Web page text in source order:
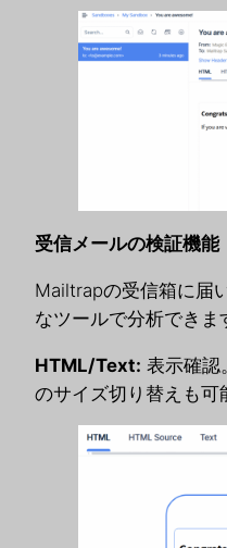
受信メールの検証機能
Mailtrapの受信箱に届
なツールで分析できま
HTML/Text: 表示確認
のサイズ切り替えも可